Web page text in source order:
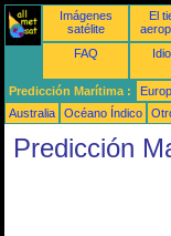
Imágenes
satélite
El
FAQ
Predicción Marítima :
Australia
Océano Índico
Predicción